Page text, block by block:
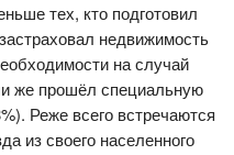
тех, кто подготовил
недвижимость
на случай
же прошёл специальную
Реже всего встречаются
из своего населенного